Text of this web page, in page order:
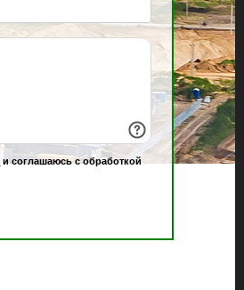
и соглашаюсь с обработкой